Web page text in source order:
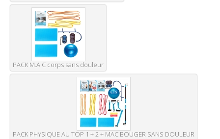
PACK M.A.C corps sans douleur
PACK PHYSIQUE AU TOP 1 + 2 + MAC BOUGER SANS DOULEUR